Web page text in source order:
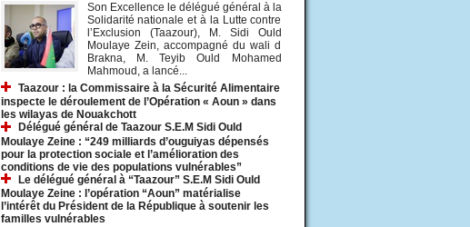
Son Excellence le délégué général à la
Solidarité nationale et à la Lutte contre
l’Exclusion (Taazour), M. Sidi Ould
Moulaye Zein, accompagné du wali d
Brakna, M. Teyib Ould Mohamed
Mahmoud, a lancé...
Taazour : la Commissaire à la Sécurité Alimentaire
inspecte le déroulement de l’Opération « Aoun » dans
les wilayas de Nouakchott
Délégué général de Taazour S.E.M Sidi Ould
Moulaye Zeine : “249 milliards d’ouguiyas dépensés
pour la protection sociale et l’amélioration des
conditions de vie des populations vulnérables”
Le délégué général à “Taazour” S.E.M Sidi Ould
Moulaye Zeine : l’opération “Aoun” matérialise
l’intérêt du Président de la République à soutenir les
familles vulnérables